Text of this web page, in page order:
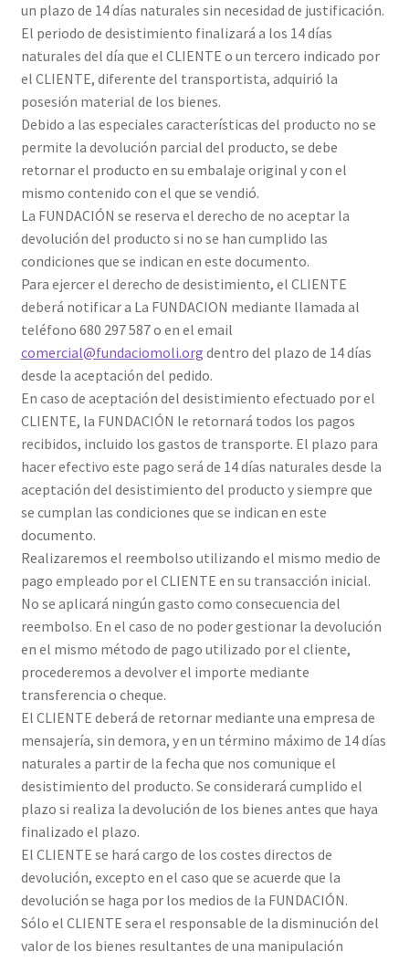
un plazo de 14 días naturales sin necesidad de justificación.
El periodo de desistimiento finalizará a los 14 días
naturales del día que el CLIENTE o un tercero indicado por
el CLIENTE, diferente del transportista, adquirió la
posesión material de los bienes.
Debido a las especiales características del producto no se
permite la devolución parcial del producto, se debe
retornar el producto en su embalaje original y con el
mismo contenido con el que se vendió.
La FUNDACIÓN se reserva el derecho de no aceptar la
devolución del producto si no se han cumplido las
condiciones que se indican en este documento.
Para ejercer el derecho de desistimiento, el CLIENTE
deberá notificar a La FUNDACION mediante llamada al
teléfono 680 297 587 o en el email
comercial@fundaciomoli.org dentro del plazo de 14 días
desde la aceptación del pedido.
En caso de aceptación del desistimiento efectuado por el
CLIENTE, la FUNDACIÓN le retornará todos los pagos
recibidos, incluido los gastos de transporte. El plazo para
hacer efectivo este pago será de 14 días naturales desde la
aceptación del desistimiento del producto y siempre que
se cumplan las condiciones que se indican en este
documento.
Realizaremos el reembolso utilizando el mismo medio de
pago empleado por el CLIENTE en su transacción inicial.
No se aplicará ningún gasto como consecuencia del
reembolso. En el caso de no poder gestionar la devolución
en el mismo método de pago utilizado por el cliente,
procederemos a devolver el importe mediante
transferencia o cheque.
El CLIENTE deberá de retornar mediante una empresa de
mensajería, sin demora, y en un término máximo de 14 días
naturales a partir de la fecha que nos comunique el
desistimiento del producto. Se considerará cumplido el
plazo si realiza la devolución de los bienes antes que haya
finalizado el plazo.
El CLIENTE se hará cargo de los costes directos de
devolución, excepto en el caso que se acuerde que la
devolución se haga por los medios de la FUNDACIÓN.
Sólo el CLIENTE sera el responsable de la disminución del
valor de los bienes resultantes de una manipulación